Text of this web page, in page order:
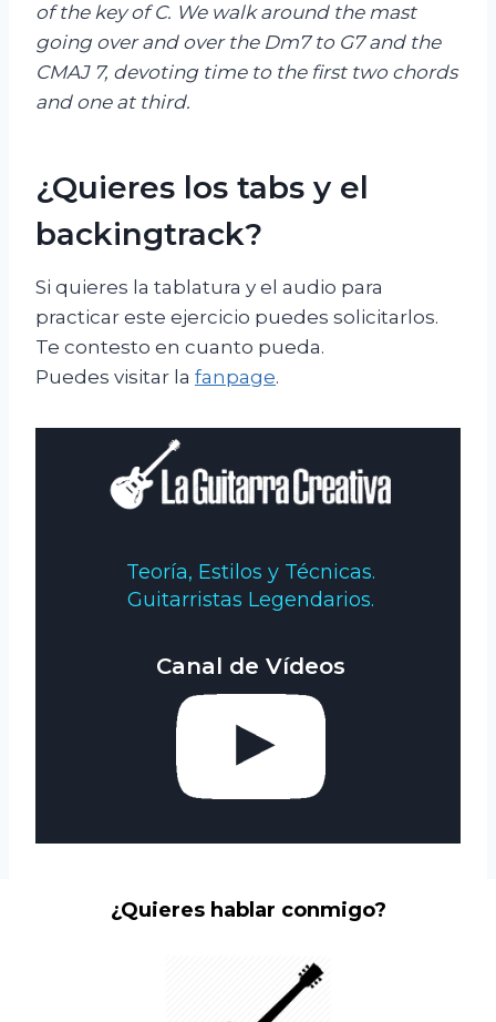
of the key of C. We walk around the mast
going over and over the Dm7 to G7 and the
CMAJ 7, devoting time to the first two chords
and one at third.
¿Quieres los tabs y el
backingtrack?
Si quieres la tablatura y el audio para
practicar este ejercicio puedes solicitarlos.
Te contesto en cuanto pueda.
Puedes visitar la fanpage.
Teoría, Estilos y Técnicas.
Guitarristas Legendarios.
Canal de Vídeos
¿Quieres hablar conmigo?